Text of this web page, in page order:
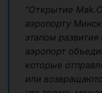
“Открытие
аэропорту
этапом
аэропорт
которые
или